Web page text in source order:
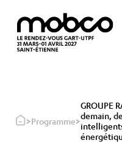
>Programme>
GROUPE
demain,